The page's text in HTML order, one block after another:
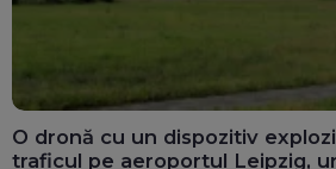
O dronă cu un dispozitiv
traficul pe aeroportul Leipzig,